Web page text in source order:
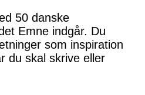
50 danske
Emne indgår. Du
som inspiration
du skal skrive eller